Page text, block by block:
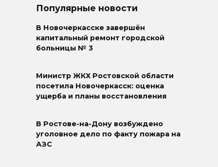
Популярные новости
В Новочеркасске завершён
капитальный ремонт городской
больницы № 3
Министр ЖКХ Ростовской области
посетила Новочеркасск: оценка
ущерба и планы восстановления
В Ростове-на-Дону возбуждено
уголовное дело по факту пожара на
АЗС